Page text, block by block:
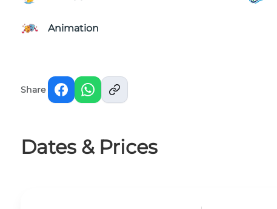
Animation
Share
Dates & Prices